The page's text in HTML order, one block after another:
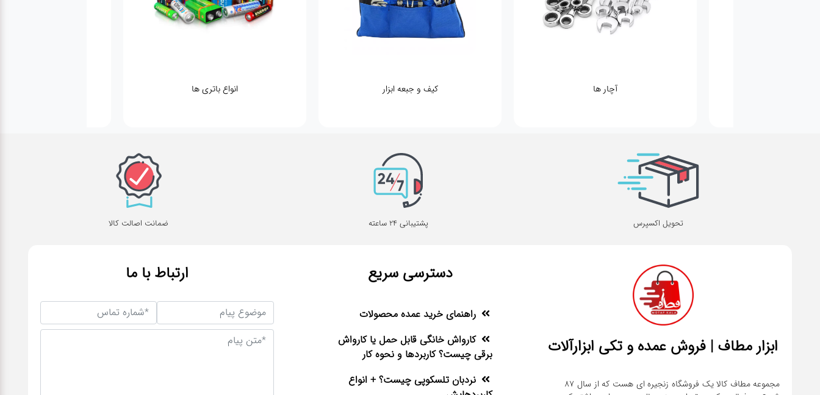
آچار ها کیف و جبعه ابزار انواع باتری ها
تحویل اکسپرس پشتیبانی 24 ساعته ضمانت اصالت کالا
ابزار مطاف | فروش عمده و تکی ابزارآلات
مجموعه مطاف کالا یک فروشگاه زنجیره ای هست که از سال ۸۷
دسترسی سریع
راهنمای خرید عمده محصولات
کارواش خانگی قابل حمل یا کارواش
برقی چیست؟ کاربردها و نحوه کار
نردبان تلسکوپی چیست؟ + انواع
ارتباط با ما